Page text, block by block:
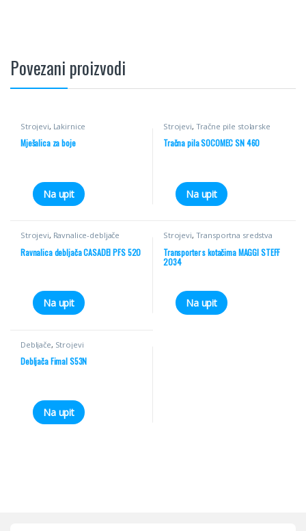
Povezani proizvodi
Strojevi, Lakirnice
Mješalica za boje
Na upit
Strojevi, Tračne pile stolarske
Tračna pila SOCOMEC SN 460
Na upit
Strojevi, Ravnalice-debljače
Ravnalica debljača CASADEI PFS 520
Na upit
Strojevi, Transportna sredstva
Transporter s kotačima MAGGI STEFF
2034
Na upit
Debljače, Strojevi
Debljača Fimal S53N
Na upit